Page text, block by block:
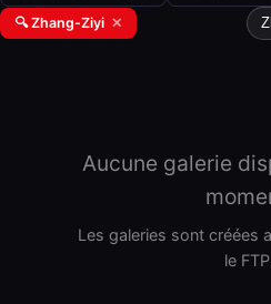
🔍 Zhang-Ziyi ✕
Aucune galerie
Les galeries sont créées
le